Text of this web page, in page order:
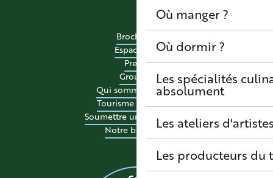
Où manger ?
Où dormir ?
Les spécialités
absolument
Les ateliers
Les producteurs du
Brochures
Espace pro
Presse
Groupes
Qui sommes-nous ?
Tourisme accessible
Soumettre un événement
Notre boutique